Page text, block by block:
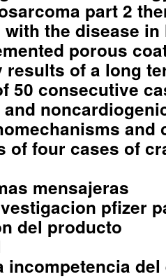
part 2
the disease in
porous
results of a long
50 consecutive
and
of four cases of
mensajeras
pfizer
del producto
incompetencia